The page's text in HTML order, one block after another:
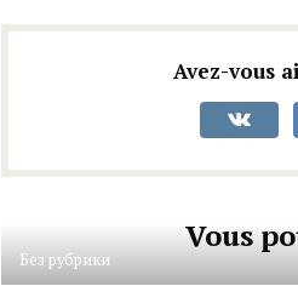
Avez-vous
Vous
Без рубрики